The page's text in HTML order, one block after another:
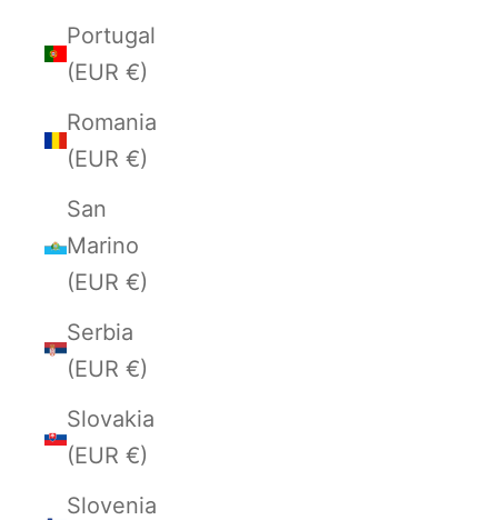
Portugal
(EUR €)
Romania
(EUR €)
San
Marino
(EUR €)
Serbia
(EUR €)
Slovakia
(EUR €)
Slovenia